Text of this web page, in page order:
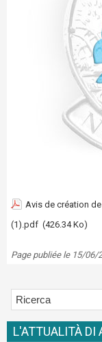
Avis de création
(1).pdf (426.34 Ko)
Page publiée le 15/06/
L'ATTUALITÀ DI